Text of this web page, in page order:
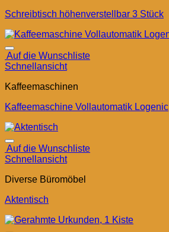
Schreibtisch höhenverstellbar 3 Stück
Auf die Wunschliste
Schnellansicht
Kaffeemaschinen
Kaffeemaschine Vollautomatik Logenic
Auf die Wunschliste
Schnellansicht
Diverse Büromöbel
Aktentisch